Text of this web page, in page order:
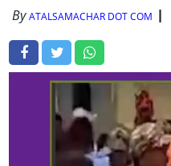
ByATALSAMACHAR DOT COM